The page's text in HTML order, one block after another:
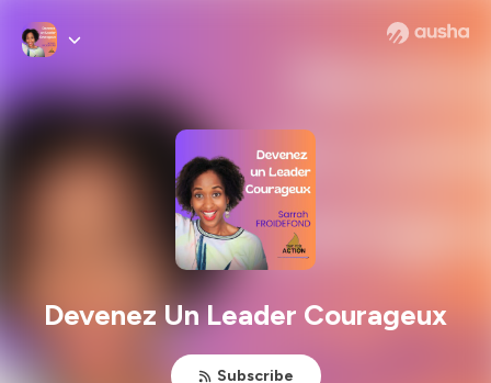
Devenez Un Leader Courageux
Subscribe